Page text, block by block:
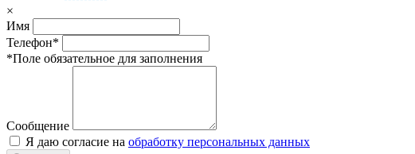
×
Имя
Телефон*
*Поле обязательное для заполнения
Сообщение
Я даю согласие на обработку персональных данных